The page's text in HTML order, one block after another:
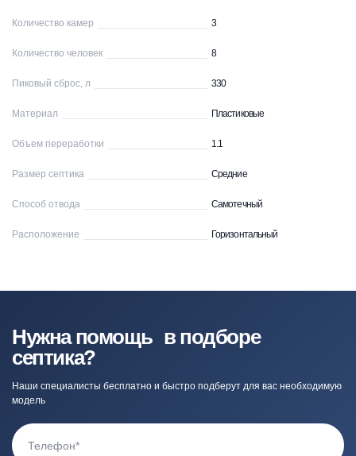
Количество камер 3
Количество человек 8
Пиковый сброс, л 330
Материал Пластиковые
Объем переработки 1.1
Размер септика Средние
Способ отвода Самотечный
Расположение Горизонтальный
Нужна помощь в подборе
септика?
Наши специалисты бесплатно и быстро подберут для вас необходимую
модель